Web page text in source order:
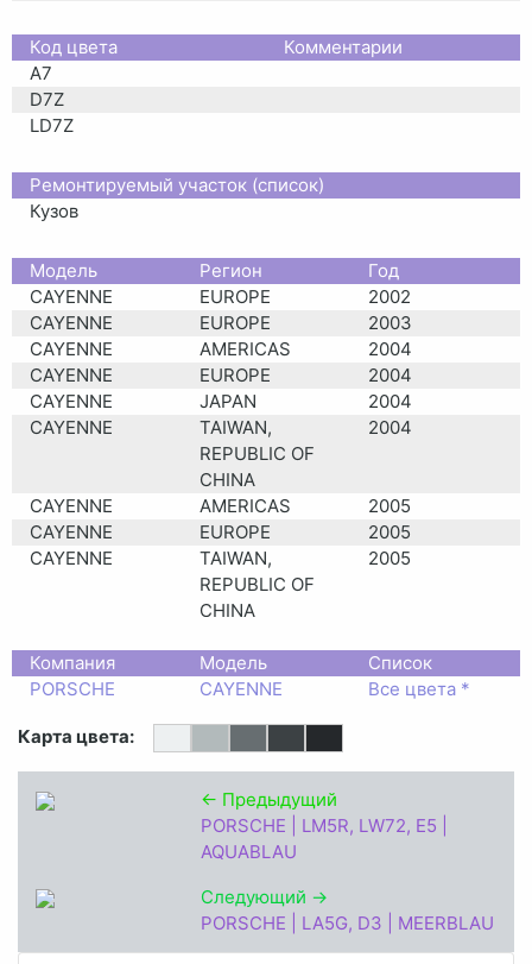
Код цвета
Комментарии
A7
D7Z
LD7Z
Ремонтируемый участок (список)
Кузов
Moдель Регион
Год
CAYENNE
EUROPE
2002
CAYENNE
EUROPE
2003
CAYENNE
AMERICAS
2004
CAYENNE
EUROPE
2004
CAYENNE
JAPAN
2004
CAYENNE
TAIWAN,
REPUBLIC OF
CHINA
2004
CAYENNE AMERICAS
2005
CAYENNE
EUROPE
2005
CAYENNE
TAIWAN,
REPUBLIC OF
CHINA
2005
CAYMAN
AMERICAS 2006
Компания Модель
Список
PORSCHE
CAYENNE Все цвета *
Карта цвета:
← Предыдущий
PORSCHE | LM5R, LW72, E5 |
AQUABLAU
Следующий →
PORSCHE | LA5G, D3 | MEERBLAU